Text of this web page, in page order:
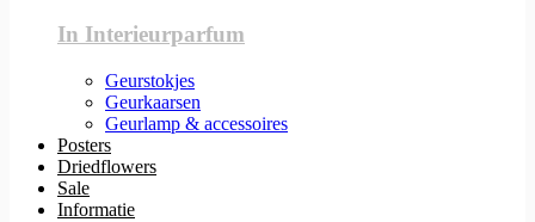
In Interieurparfum
Geurstokjes
Geurkaarsen
Geurlamp & accessoires
Posters
Driedflowers
Sale
Informatie